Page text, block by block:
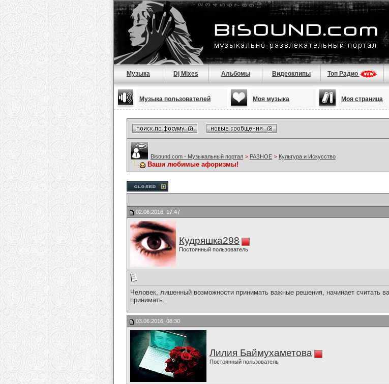
Музыка Dj Mixes Альбомы Видеоклипы Топ Радио
Музыка пользователей Моя музыка Моя страница
Bisound.com - Музыкальный портал > РАЗНОЕ > Культура и Искусство
Ваши любимые афоризмы!
02.06.2016, 17:47
Кудряшка298
Постоянный пользователь
Человек, лишенный возможности принимать важные решения, начинает считать
принимать.
03.06.2016, 08:30
Лилия Баймухаметова
Постоянный пользователь